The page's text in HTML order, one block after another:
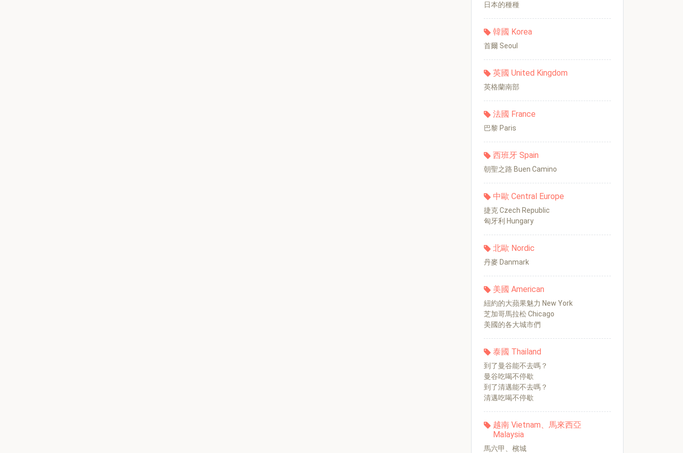
日本的種種
韓國 Korea
首爾 Seoul
英國 United Kingdom
英格蘭南部
法國 France
巴黎 Paris
西班牙 Spain
朝聖之路 Buen Camino
中歐 Central Europe
捷克 Czech Republic
匈牙利 Hungary
北歐 Nordic
丹麥 Danmark
美國 American
紐約的大蘋果魅力 New York
芝加哥馬拉松 Chicago
美國的各大城市們
泰國 Thailand
到了曼谷能不去嗎？
曼谷吃喝不停歇
到了清邁能不去嗎？
清邁吃喝不停歇
越南 Vietnam、馬來西亞
Malaysia
馬六甲、檳城